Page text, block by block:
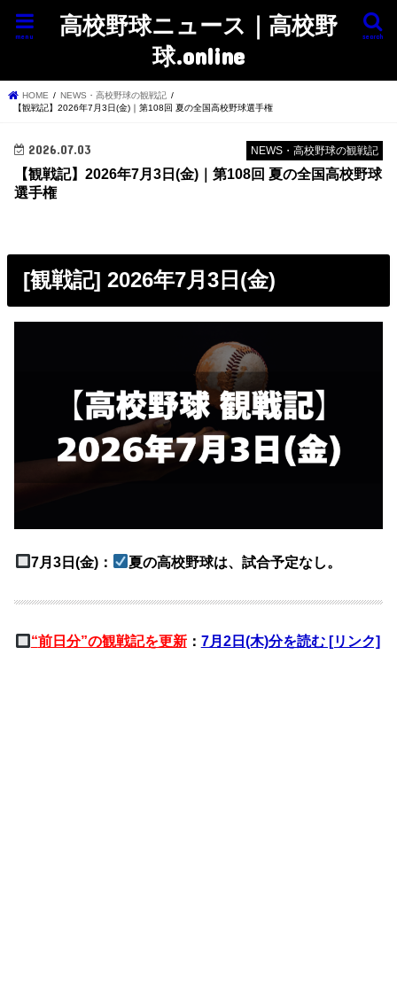
高校野球ニュース｜高校野
球.online
search
menu
HOME
NEWS・高校野球の観戦記
【観戦記】2026年7月3日(金)｜第108回 夏の全国高校野球選手権
NEWS・高校野球の観戦記
2026.07.03
【観戦記】2026年7月3日(金)｜第108回 夏の全国高校野球
選手権
[観戦記] 2026年7月3日(金)
7月3日(金)： 夏の高校野球は、試合予定なし。
“前日分”の観戦記を更新： 7月2日(木)分を読む [リンク]